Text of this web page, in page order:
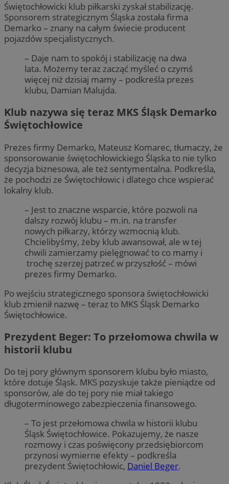
Świętochłowicki klub piłkarski zyskał stabilizację.
Sponsorem strategicznym Śląska została firma
Demarko – znany na całym świecie producent
pojazdów specjalistycznych.
– Daje nam to spokój i stabilizację na dwa
lata. Możemy teraz zacząć myśleć o czymś
więcej niż dzisiaj mamy – podkreśla prezes
klubu, Damian Malujda.
Klub nazywa się teraz MKS Śląsk Demarko
Świętochłowice
Prezes firmy Demarko, Mateusz Komarec, tłumaczy, że
sponsorowanie świętochłowickiego Śląska to nie tylko
decyzja biznesowa, ale też sentymentalna. Podkreśla,
że pochodzi ze Świętochłowic i dlatego chce wspierać
lokalny klub.
– Jest to znaczne wsparcie, które pozwoli na
dalszy rozwój klubu – m.in. na transfer
nowych piłkarzy, którzy wzmocnią klub.
Chcielibyśmy, żeby klub awansował, ale w tej
chwili zamierzamy pielęgnować to co mamy i
trochę szerzej patrzeć w przyszłość – mówi
prezes firmy Demarko.
Po wejściu strategicznego sponsora świętochłowicki
klub zmienił nazwę – teraz to MKS Śląsk Demarko
Świętochłowice.
Prezydent Beger: To przełomowa chwila w
historii klubu
Do tej pory głównym sponsorem klubu było miasto,
które dotuje Śląsk. MKS pozyskuje także pieniądze od
sponsorów, ale do tej pory nie miał takiego
długoterminowego zabezpieczenia finansowego.
– To jest przełomowa chwila w historii klubu
Śląsk Świętochłowice. Pokazujemy, że nasze
rozmowy i czas poświęcony przedsiębiorcom
przynosi wymierne efekty – podkreśla
prezydent Świętochłowic, Daniel Beger.